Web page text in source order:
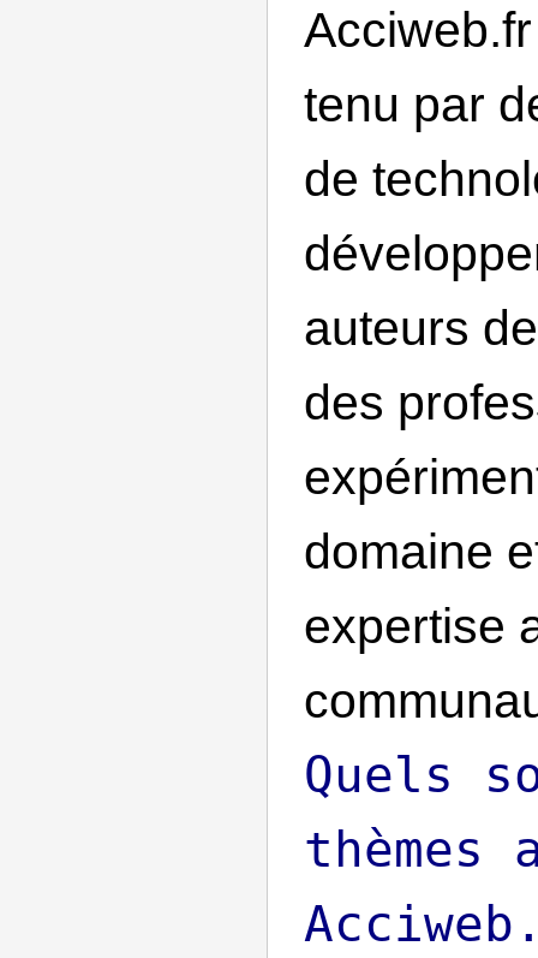
tenu par
de
auteurs
des
domaine
expertise
Quels
thèmes